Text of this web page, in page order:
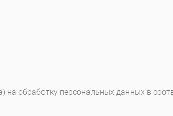
на обработку персональных данных в